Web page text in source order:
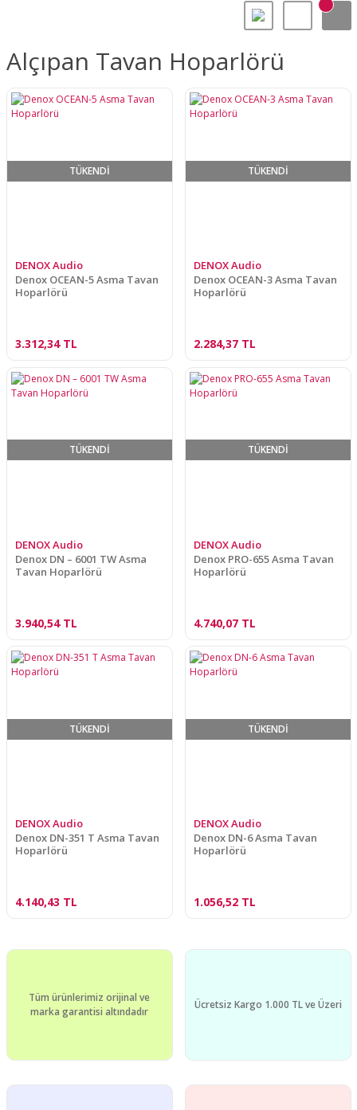
Alçıpan Tavan Hoparlörü
TÜKENDİ
DENOX Audio
Denox OCEAN-5 Asma Tavan
Hoparlörü
3.312,34 TL
TÜKENDİ
DENOX Audio
Denox OCEAN-3 Asma Tavan
Hoparlörü
2.284,37 TL
TÜKENDİ
DENOX Audio
Denox DN – 6001 TW Asma
Tavan Hoparlörü
3.940,54 TL
TÜKENDİ
DENOX Audio
Denox PRO-655 Asma Tavan
Hoparlörü
4.740,07 TL
TÜKENDİ
DENOX Audio
Denox DN-351 T Asma Tavan
Hoparlörü
4.140,43 TL
TÜKENDİ
DENOX Audio
Denox DN-6 Asma Tavan
Hoparlörü
1.056,52 TL
Tüm ürünlerimiz orijinal ve
marka garantisi altındadır
Ücretsiz Kargo 1.000 TL ve Üzeri